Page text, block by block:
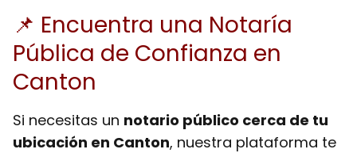
📌 Encuentra una Notaría
Pública de Confianza en
Canton
Si necesitas un notario público cerca de tu
ubicación en Canton, nuestra plataforma te